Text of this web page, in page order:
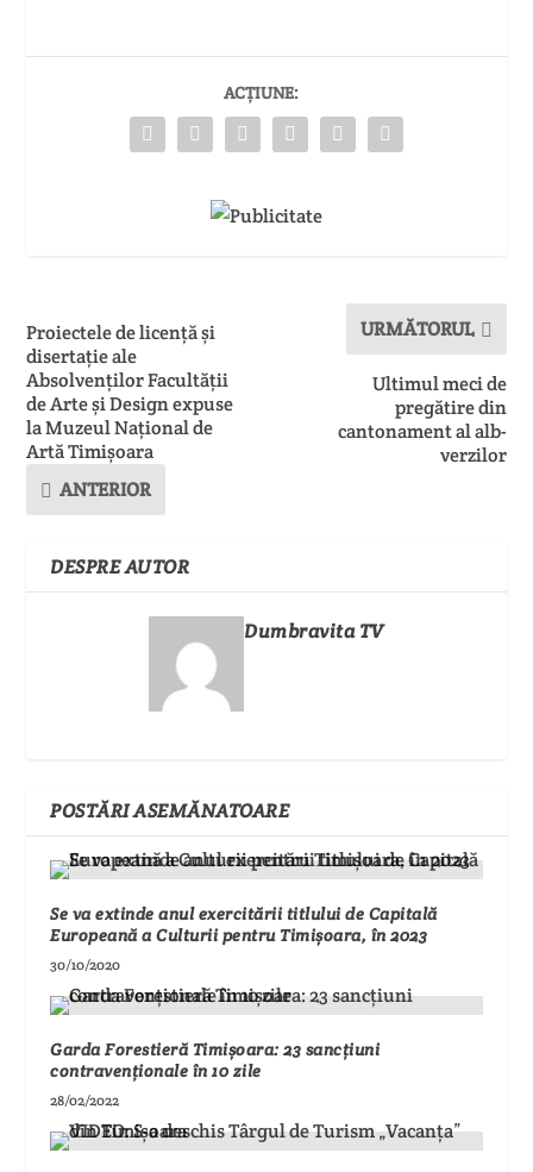
ACȚIUNE:
Proiectele de licență și
disertație ale
Absolvenților Facultății
de Arte și Design expuse
la Muzeul Național de
Artă Timișoara
ANTERIOR
URMĂTORUL
Ultimul meci de
pregătire din
cantonament al alb-
verzilor
DESPRE AUTOR
Dumbravita TV
POSTĂRI ASEMĂNATOARE
Se va extinde anul exercitării titlului de Capitală
Europeană a Culturii pentru Timișoara, în 2023
30/10/2020
Garda Forestieră Timișoara: 23 sancțiuni
contravenționale în 10 zile
28/02/2022